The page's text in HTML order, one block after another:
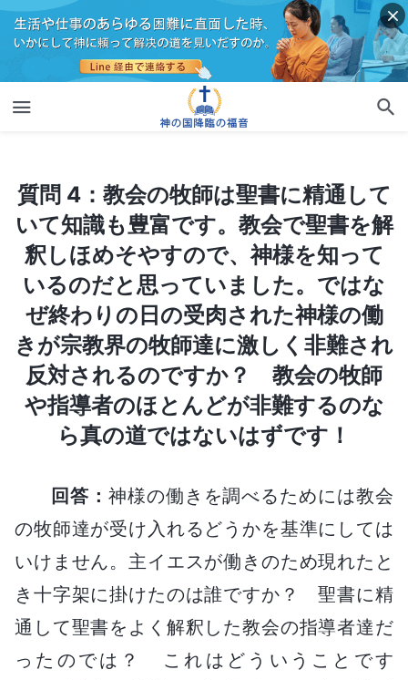
質問 4：教会の牧師は聖書に精通して
いて知識も豊富です。教会で聖書を解
釈しほめそやすので、神様を知って
いるのだと思っていました。ではな
ぜ終わりの日の受肉された神様の働
きが宗教界の牧師達に激しく非難され
反対されるのですか？ 教会の牧師
や指導者のほとんどが非難するのな
ら真の道ではないはずです！
回答： 神様の働きを調べるためには教会
の牧師達が受け入れるどうかを基準にしては
いけません。主イエスが働きのため現れたと
き十字架に掛けたのは誰ですか？ 聖書に精
通して聖書をよく解釈した教会の指導者達だ
ったのでは？ これはどういうことです